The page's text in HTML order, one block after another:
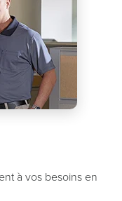
à vos besoins en